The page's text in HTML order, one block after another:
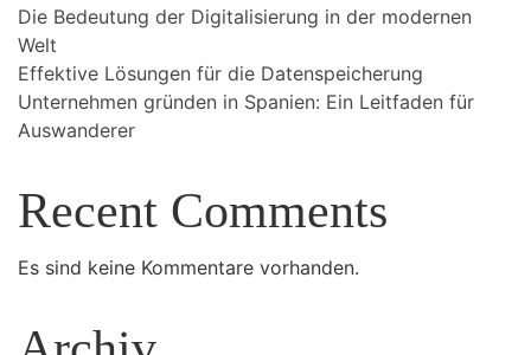
Die Bedeutung der Digitalisierung in der modernen
Welt
Effektive Lösungen für die Datenspeicherung
Unternehmen gründen in Spanien: Ein Leitfaden für
Auswanderer
Recent Comments
Es sind keine Kommentare vorhanden.